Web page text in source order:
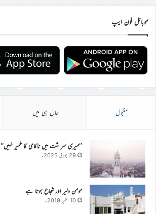
موبائل فون ایپ
مقبول حال ہی میں
’’میری سر شت میں ناکامی کا خمیر نہیں‘‘
29 جولائی 2025ء
مومن دلیر اور شجاع ہوتا ہے
10 ستمبر 2019ء